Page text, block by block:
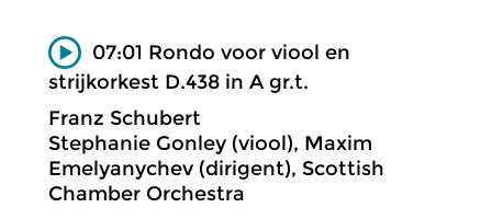
07:01 Rondo voor viool en
strijkorkest D.438 in A gr.t.
Franz Schubert
Stephanie Gonley (viool), Maxim
Emelyanychev (dirigent), Scottish
Chamber Orchestra